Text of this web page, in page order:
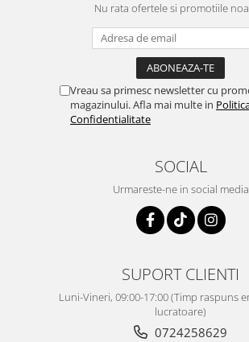
Nu rata ofertele si promotiile
Vreau sa primesc newsletter cu
magazinului. Afla mai multe in
Confidentialitate
SOCIAL
Urmareste-ne in social media
SUPORT CLIENTI
Luni-Vineri, 09:00-17:00 (Timp raspuns
lucratoare)
0724258629